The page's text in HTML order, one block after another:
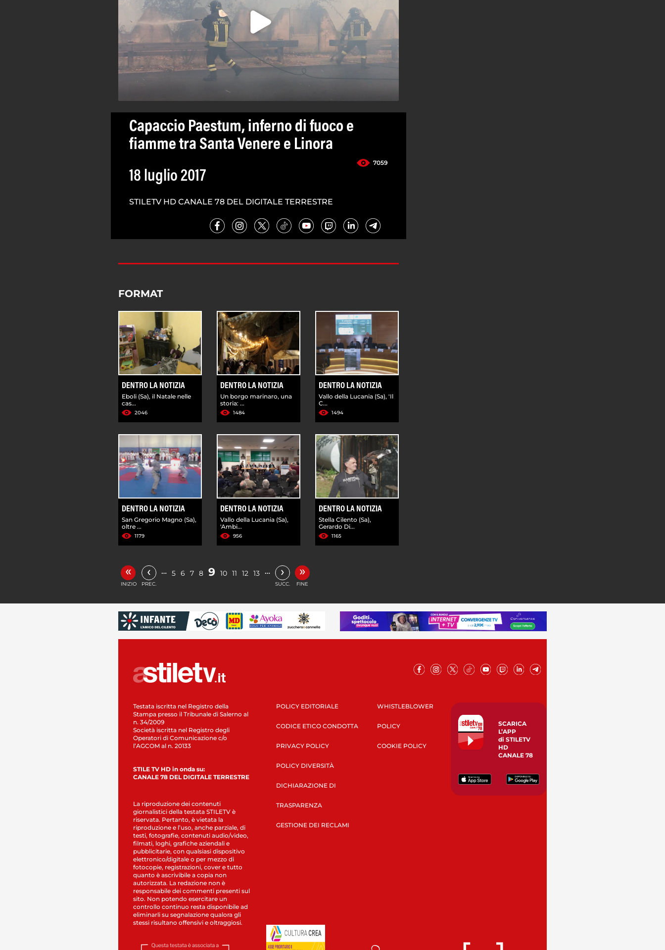
Capaccio Paestum, inferno di fuoco e
fiamme tra Santa Venere e Linora
7059
18 luglio 2017
STILETV HD CANALE 78 DEL DIGITALE TERRESTRE
FORMAT
DENTRO LA NOTIZIA
Eboli (Sa), il Natale nelle
cas...
2046
DENTRO LA NOTIZIA
Un borgo marinaro, una
storia: ...
1484
DENTRO LA NOTIZIA
Vallo della Lucania (Sa), 'Il
C...
1494
DENTRO LA NOTIZIA
San Gregorio Magno (Sa),
oltre ...
1179
DENTRO LA NOTIZIA
Vallo della Lucania (Sa),
'Ambi...
956
DENTRO LA NOTIZIA
Stella Cilento (Sa),
Gerardo Di...
1165
«
INIZIO
‹
PREC.
… 5 6 7 8 9 10 11 12 13 … ›
SUCC.
»
FINE
Testata iscritta nel Registro della
Stampa presso il Tribunale di Salerno al
n. 34/2009
Società iscritta nel Registro degli
Operatori di Comunicazione c/o
l’AGCOM al n. 20133
STILE TV HD in onda su:
CANALE 78 DEL DIGITALE TERRESTRE
La riproduzione dei contenuti
giornalistici della testata STILETV è
riservata. Pertanto, è vietata la
riproduzione e l’uso, anche parziale, di
testi, fotografie, contenuti audio/video,
filmati, loghi, grafiche aziendali e
pubblicitarie, con qualsiasi dispositivo
elettronico/digitale o per mezzo di
fotocopie, registrazioni, cover e tutto
quanto è ascrivibile a copia non
autorizzata. La redazione non è
responsabile dei commenti presenti sul
sito. Non potendo esercitare un
controllo continuo resta disponibile ad
eliminarli su segnalazione qualora gli
stessi risultano offensivi e oltraggiosi.
POLICY EDITORIALE
CODICE ETICO CONDOTTA
PRIVACY POLICY
POLICY DIVERSITÀ
DICHIARAZIONE DI
TRASPARENZA
GESTIONE DEI RECLAMI
WHISTLEBLOWER
POLICY
COOKIE POLICY
SCARICA
L’APP
di STILETV
HD
CANALE 78